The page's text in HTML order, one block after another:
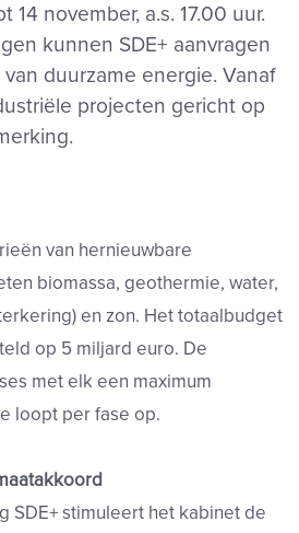
14 november, a.s. 17.00 uur.
kunnen SDE+ aanvragen
duurzame energie. Vanaf
projecten gericht op
van hernieuwbare
biomassa, geothermie, water,
en zon. Het totaalbudget
op 5 miljard euro. De
met elk een maximum
loopt per fase op.
SDE+ stimuleert het kabinet de